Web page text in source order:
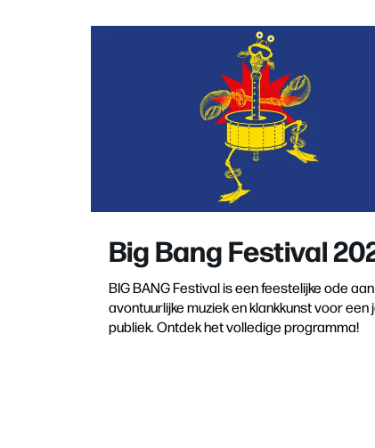
Big Bang Festival
BIG BANG Festival is een feestelijke ode aan
avontuurlijke muziek en klankkunst voor een
publiek. Ontdek het volledige programma!